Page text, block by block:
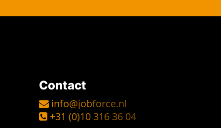
Contact
info@jobforce.nl
+31 (0)10 316 36 04